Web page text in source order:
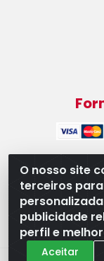
O nosso site
terceiros
publicidade
perfil e
Aceitar
WB
08.528.393/
Oeste